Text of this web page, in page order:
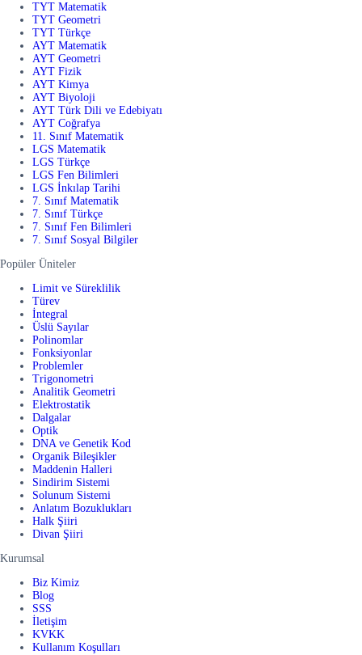
TYT Matematik
TYT Geometri
TYT Türkçe
AYT Matematik
AYT Geometri
AYT Fizik
AYT Kimya
AYT Biyoloji
AYT Türk Dili ve Edebiyatı
AYT Coğrafya
11. Sınıf Matematik
LGS Matematik
LGS Türkçe
LGS Fen Bilimleri
LGS İnkılap Tarihi
7. Sınıf Matematik
7. Sınıf Türkçe
7. Sınıf Fen Bilimleri
7. Sınıf Sosyal Bilgiler
Popüler Üniteler
Limit ve Süreklilik
Türev
İntegral
Üslü Sayılar
Polinomlar
Fonksiyonlar
Problemler
Trigonometri
Analitik Geometri
Elektrostatik
Dalgalar
Optik
DNA ve Genetik Kod
Organik Bileşikler
Maddenin Halleri
Sindirim Sistemi
Solunum Sistemi
Anlatım Bozuklukları
Halk Şiiri
Divan Şiiri
Kurumsal
Biz Kimiz
Blog
SSS
İletişim
KVKK
Kullanım Koşulları